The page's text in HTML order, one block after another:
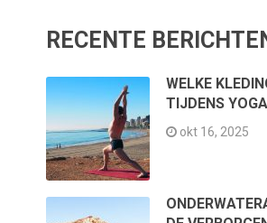
RECENTE
WELKE
TIJDENS
okt 16, 2025